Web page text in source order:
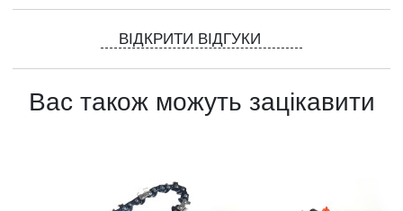
ВІДКРИТИ ВІДГУКИ
Вас також можуть зацікавити